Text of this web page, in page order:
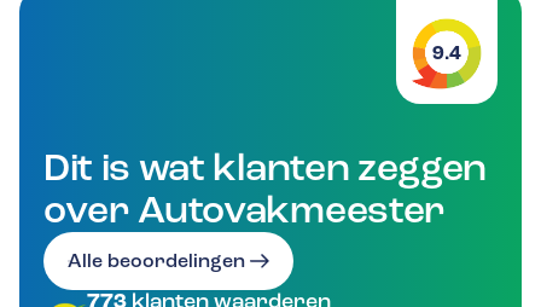
9.4
Dit is wat klanten zeggen
over Autovakmeester
Alle beoordelingen
773 klanten waarderen